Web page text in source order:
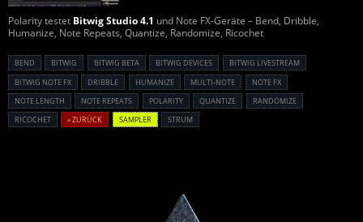
Polarity testet Bitwig Studio 4.1 und Note FX-Geräte – Bend, Dribble,
Humanize, Note Repeats, Quantize, Randomize, Ricochet
BEND BITWIG BITWIG BETA BITWIG DEVICES
BITWIG LIVESTREAM
BITWIG NOTE FX
DRIBBLE HUMANIZE MULTI-NOTE
NOTE FX
NOTE LENGTH
NOTE REPEATS POLARITY QUANTIZE
RANDOMIZE
RICOCHET
« ZURÜCK SAMPLER STRUM